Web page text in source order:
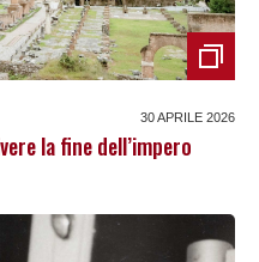
30 APRILE 2026
la fine dell’impero